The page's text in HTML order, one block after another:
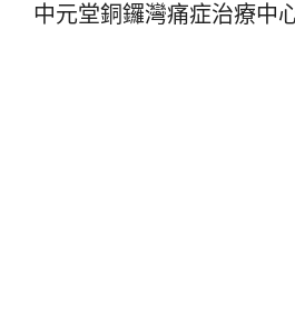
中元堂銅鑼灣痛症治療中